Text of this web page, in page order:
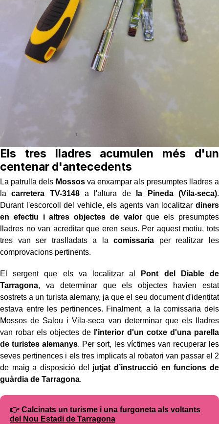
Els tres lladres acumulen més d'un
centenar d'antecedents
La patrulla dels Mossosva enxampar als presumptes lladres a
la carretera TV-3148a l'altura de la Pineda (Vila-seca).
Durant l'escorcoll del vehicle, els agents van localitzar diners
en efectiu i altres objectes de valorque els presumptes
lladres no van acreditar que eren seus. Per aquest motiu, tots
tres van ser traslladats a lacomissaria per realitzar les
comprovacions pertinents.
El sergent que els va localitzar al
Pont del Diable de
Tarragona, va determinar que els objectes havien estat
sostrets a un turista alemany, ja que el seu document d'identitat
estava entre les pertinences. Finalment, a la comissaria dels
Mossos de Salou i Vila-seca van determinar que els lladres
van robar els objectes de l'interior d'un cotxe d'una parella
de turistes alemanys. Per sort, les víctimes van recuperar les
seves pertinences i els tres implicats al robatori van passar el 2
de maig a disposició del
jutjat d’instrucció en funcions de
guàrdia de Tarragona.
👉 Calcinats un turisme i una furgoneta als voltants
del Nou Estadi de Tarragona